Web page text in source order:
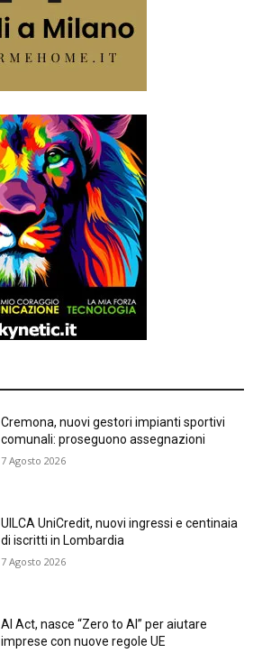
Cremona, nuovi gestori impianti sportivi
comunali: proseguono assegnazioni
7 Agosto 2026
UILCA UniCredit, nuovi ingressi e centinaia
di iscritti in Lombardia
7 Agosto 2026
AI Act, nasce “Zero to AI” per aiutare
imprese con nuove regole UE